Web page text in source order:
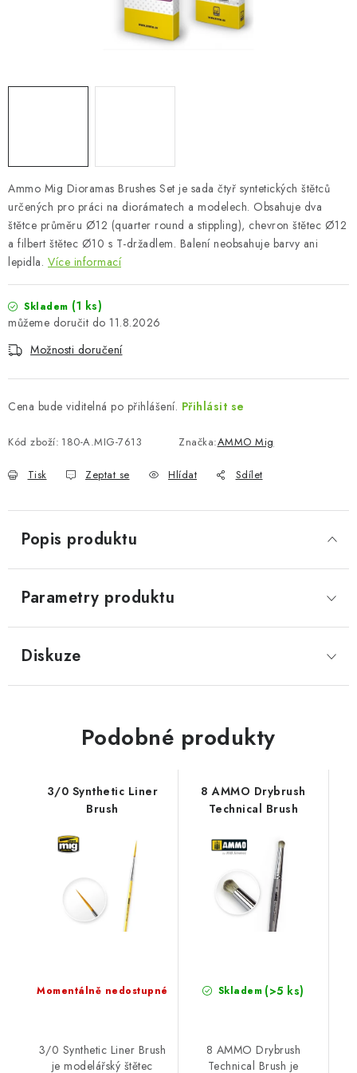
PRODÁVANÉ ZNAČKY
O nás Doprava a platba
Obchodní podmínky
Ammo Mig Dioramas Brushes Set je sada čtyř syntetických štětců
určených pro práci na diorámatech a modelech. Obsahuje dva
štětce průměru Ø12 (quarter round a stippling), chevron štětec Ø12
a filbert štětec Ø10 s T-držadlem. Balení neobsahuje barvy ani
lepidla. Více informací
Skladem (1 ks)
11.8.2026
Možnosti doručení
Cena bude viditelná po přihlášení. Přihlásit se
Kód zboží: 180-A.MIG-7613 Značka:AMMO Mig
Tisk Zeptat se Hlídat Sdílet
Popis produktu
Parametry produktu
Diskuze
Podobné produkty
3/0 Synthetic Liner
Brush
Momentálně nedostupné
3/0 Synthetic Liner Brush
je modelářský štětec
8 AMMO Drybrush
Technical Brush
Skladem (>5 ks)
8 AMMO Drybrush
Technical Brush je